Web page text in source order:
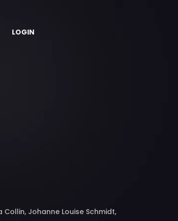
LOGIN
Collin, Johanne Louise Schmidt,